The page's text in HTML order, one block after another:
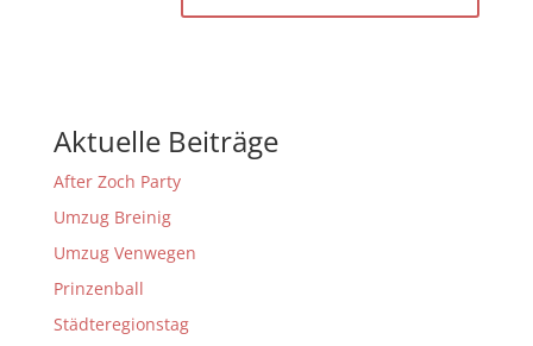
Aktuelle Beiträge
After Zoch Party
Umzug Breinig
Umzug Venwegen
Prinzenball
Städteregionstag